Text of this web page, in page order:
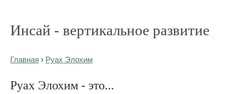
Инсай - вертикальное развитие
Главная › Руах Элохим
Руах Элохим - это...